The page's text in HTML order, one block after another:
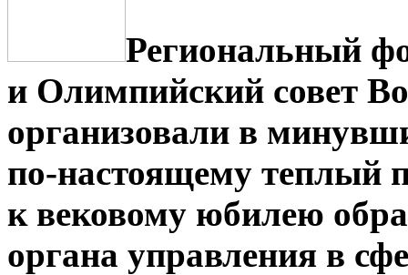
Региональный
и Олимпийский совет
организовали в
по-настоящему теплый
к вековому юбилею
органа управления в